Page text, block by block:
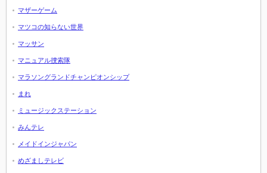
マザーゲーム
マツコの知らない世界
マッサン
マニュアル捜索隊
マラソングランドチャンピオンシップ
まれ
ミュージックステーション
みんテレ
メイドインジャパン
めざましテレビ